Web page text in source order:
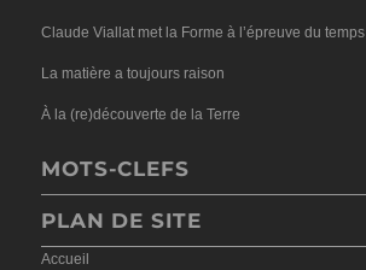
Claude Viallat met la Forme à l’épreuve du temps
La matière a toujours raison
À la (re)découverte de la Terre
MOTS-CLEFS
PLAN DE SITE
Accueil